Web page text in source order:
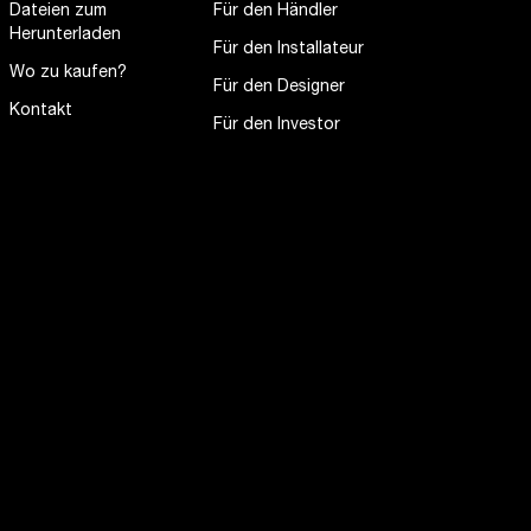
Dateien zum
Herunterladen
Wo zu kaufen?
Kontakt
Für den Händler
Für den Installateur
Für den Designer
Für den Investor